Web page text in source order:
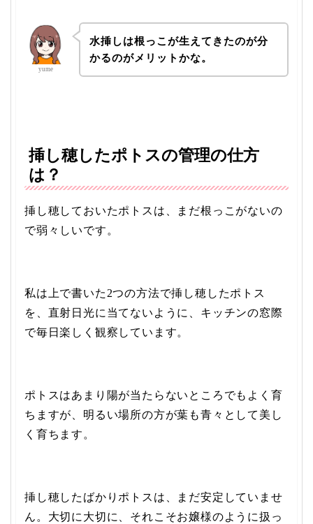
yume
水挿しは根っこが生えてきたのが分
かるのがメリットかな。
挿し穂したポトスの管理の仕方
は？
挿し穂しておいたポトスは、まだ根っこがないの
で弱々しいです。
私は上で書いた2つの方法で挿し穂したポトス
を、直射日光に当てないように、キッチンの窓際
で毎日楽しく観察しています。
ポトスはあまり陽が当たらないところでもよく育
ちますが、明るい場所の方が葉も青々として美し
く育ちます。
挿し穂したばかりポトスは、まだ安定していませ
ん。大切に大切に、それこそお嬢様のように扱っ